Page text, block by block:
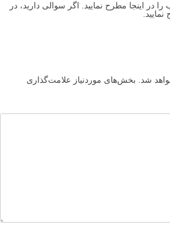
در اینجا مطرح نمایید. اگر سوالی دارید، در
شد. بخش‌های موردنیاز علامت‌گذاری